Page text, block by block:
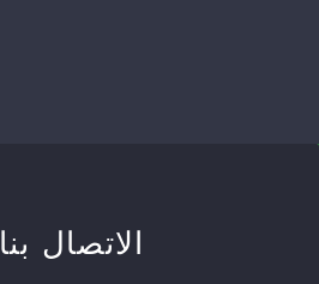
الاتصال بنا